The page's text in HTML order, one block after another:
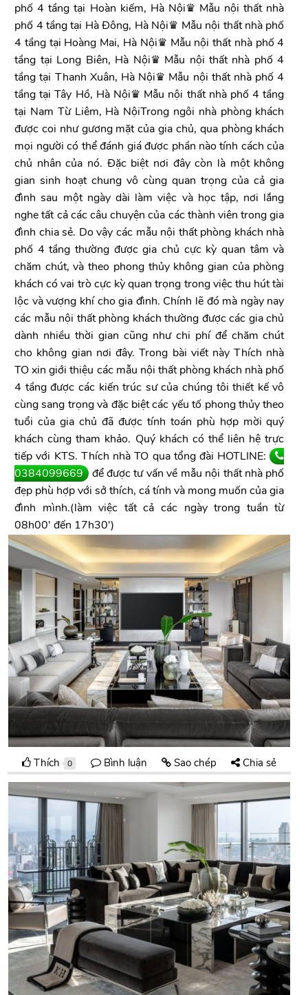
phố 4 tầng tại Hoàn kiếm, Hà Nội♛ Mẫu nội thất nhà
phố 4 tầng tại Hà Đông, Hà Nội♛ Mẫu nội thất nhà phố
4 tầng tại Hoàng Mai, Hà Nội♛ Mẫu nội thất nhà phố 4
tầng tại Long Biên, Hà Nội♛ Mẫu nội thất nhà phố 4
tầng tại Thanh Xuân, Hà Nội♛ Mẫu nội thất nhà phố 4
tầng tại Tây Hồ, Hà Nội♛ Mẫu nội thất nhà phố 4 tầng
tại Nam Từ Liêm, Hà NộiTrong ngôi nhà phòng khách
được coi như gương mặt của gia chủ, qua phòng khách
mọi người có thể đánh giá được phần nào tính cách của
chủ nhân của nó. Đặc biệt nơi đây còn là một không
gian sinh hoạt chung vô cùng quan trọng của cả gia
đình sau một ngày dài làm việc và học tập, nơi lắng
nghe tất cả các câu chuyện của các thành viên trong gia
đình chia sẻ. Do vậy các mẫu nội thất phòng khách nhà
phố 4 tầng thường được gia chủ cực kỳ quan tâm và
chăm chút, và theo phong thủy không gian của phòng
khách có vai trò cực kỳ quan trọng trong việc thu hút tài
lộc và vượng khí cho gia đình. Chính lẽ đó mà ngày nay
các mẫu nội thất phòng khách thường được các gia chủ
dành nhiều thời gian cũng như chi phí để chăm chút
cho không gian nơi đây. Trong bài viết này Thích nhà
TO xin giới thiệu các mẫu nội thất phòng khách nhà phố
4 tầng được các kiến trúc sư của chúng tôi thiết kế vô
cùng sang trọng và đặc biệt các yếu tố phong thủy theo
tuổi của gia chủ đã được tính toán phù hợp mời quý
khách cùng tham khảo. Quý khách có thể liên hệ trực
tiếp với KTS. Thích nhà TO qua tổng đài HOTLINE:
0384099669 để được tư vấn về mẫu nội thất nhà phố
đẹp phù hợp với sở thích, cá tính và mong muốn của gia
đình mình.(làm việc tất cả các ngày trong tuần từ
08h00' đến 17h30')
Thích 0 Bình luận Sao chép Chia sẻ